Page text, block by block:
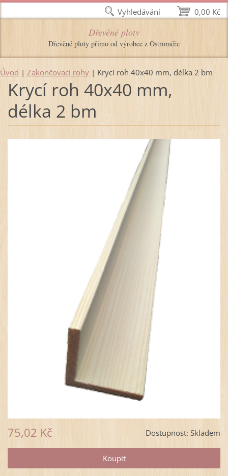
Dřevěné ploty
Dřevěné ploty přímo od výrobce z Ostroměře
Úvod | Zakončovací rohy | Krycí roh 40x40 mm, délka 2 bm
Krycí roh 40x40 mm,
délka 2 bm
Dostupnost: Skladem
75,02 Kč
0,00 Kč
Vyhledávání